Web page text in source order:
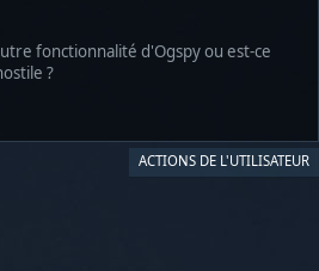
fonctionnalité d'Ogspy ou est-ce
?
ACTIONS DE L'UTILISATEUR